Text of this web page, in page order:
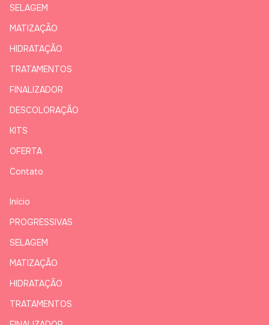
SELAGEM
MATIZAÇÃO
HIDRATAÇÃO
TRATAMENTOS
FINALIZADOR
DESCOLORAÇÃO
KITS
OFERTA
Contato
Início
PROGRESSIVAS
SELAGEM
MATIZAÇÃO
HIDRATAÇÃO
TRATAMENTOS